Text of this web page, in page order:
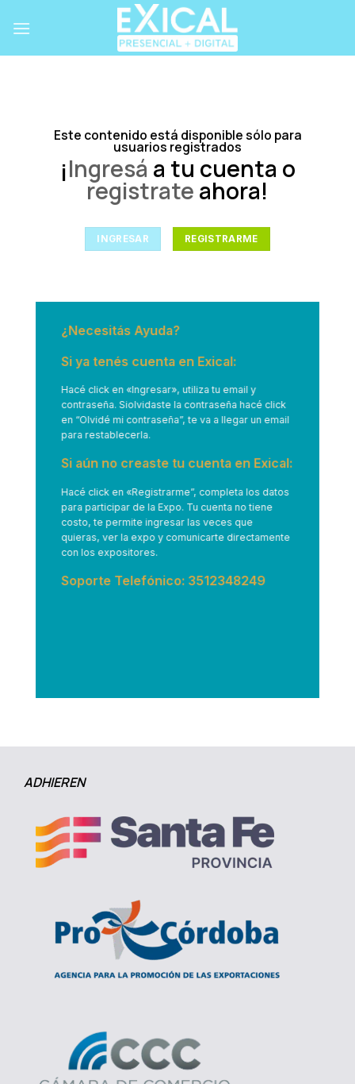
Este contenido está disponible sólo para
usuarios registrados
¡Ingresá a tu cuenta o
registrate ahora!
INGRESAR REGISTRARME
¿Necesitás Ayuda?
Si ya tenés cuenta en Exical:
Hacé click en «Ingresar», utiliza tu email y
contraseña. Siolvidaste la contraseña hacé click
en “Olvidé mi contraseña”, te va a llegar un email
para restablecerla.
Si aún no creaste tu cuenta en Exical:
Hacé click en «Registrarme”, completa los datos
para participar de la Expo. Tu cuenta no tiene
costo, te permite ingresar las veces que
quieras, ver la expo y comunicarte directamente
con los expositores.
Soporte Telefónico: 3512348249
ADHIEREN